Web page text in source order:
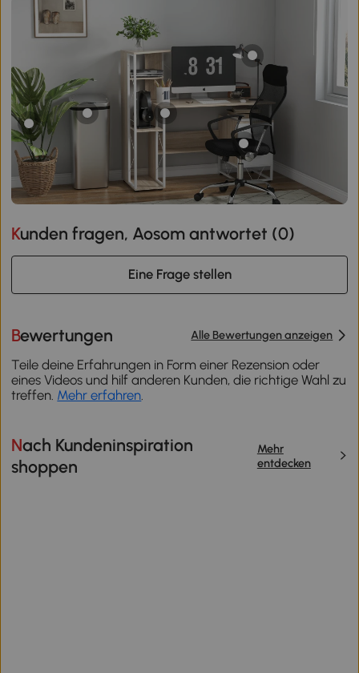
Kunden fragen, Aosom antwortet (0)
Eine Frage stellen
Bewertungen Alle Bewertungen anzeigen
Teile deine Erfahrungen in Form einer Rezension oder
eines Videos und hilf anderen Kunden, die richtige Wahl zu
treffen. Mehr erfahren.
Nach Kundeninspiration
shoppen
Mehr
entdecken